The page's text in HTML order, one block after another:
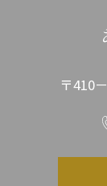
〒410